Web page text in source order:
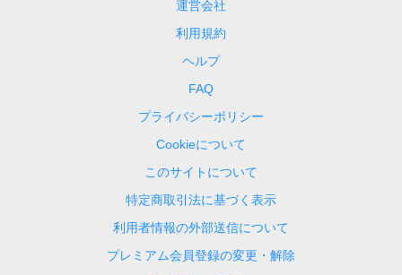
運営会社
利用規約
ヘルプ
FAQ
プライバシーポリシー
Cookieについて
このサイトについて
特定商取引法に基づく表示
利用者情報の外部送信について
プレミアム会員登録の変更・解除